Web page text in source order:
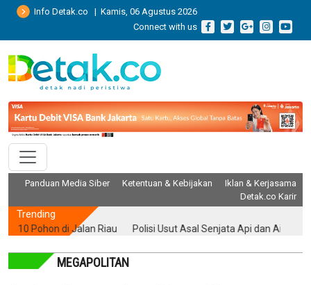
Info Detak.co | Kamis, 06 Agustus 2026
Connect with us
Panduan Media Siber Ketentuan & Kebijakan
Iklan & Kerjasama
Detak.co Karir
Trending
di Jalan Riau Polisi Usut Asal Senjata Api dan Air Gun yang
MEGAPOLITAN